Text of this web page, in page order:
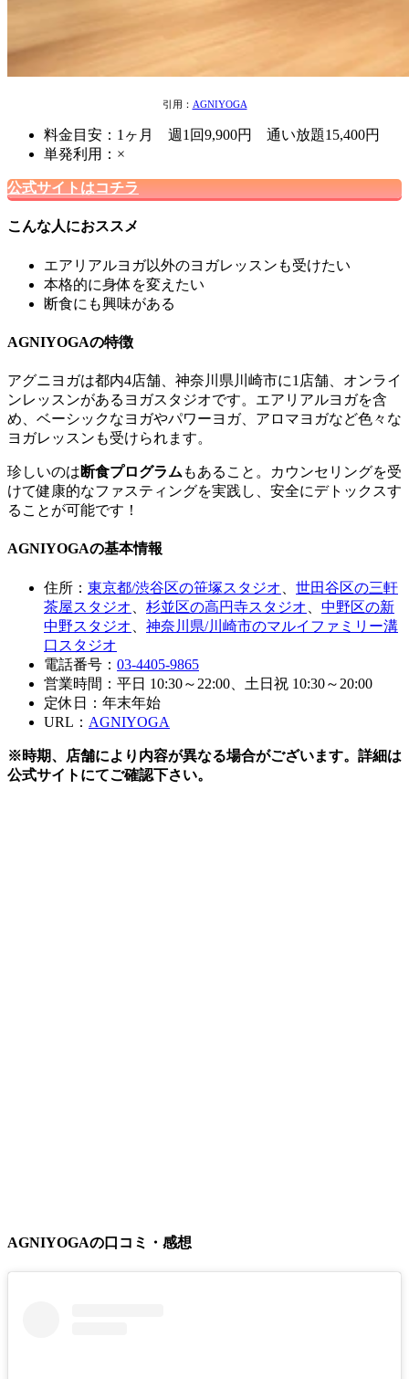
引用： AGNIYOGA
料金目安：1ヶ月 週1回9,900円 通い放題15,400円
単発利用：×
公式サイトはコチラ
こんな人におススメ
エアリアルヨガ以外のヨガレッスンも受けたい
本格的に身体を変えたい
断食にも興味がある
AGNIYOGAの特徴
アグニヨガは都内4店舗、神奈川県川崎市に1店舗、オンライ
ンレッスンがあるヨガスタジオです。エアリアルヨガを含
め、 ベーシックなヨガやパワーヨガ、アロマヨガなど色々な
ヨガレッスンも受けられます。
珍しいのは断食プログラム もある こと。カウンセリングを受
けて健康的なファスティングを実践し、安全にデトックスす
ることが可能です！
AGNIYOGAの基本情報
住所： 東京都/渋谷区の笹塚スタジオ
世田谷区の三軒
茶屋スタジオ
杉並区の高円寺スタジオ
中野区の新
中野スタジオ
神奈川県/川崎市のマルイファミリー溝
口スタジオ
電話番号： 03-4405-9865
営業時間：平日 10:30～22:00、土日祝 10:30～20:00
定休日：年末年始
URL： AGNIYOGA
※時期、店舗により内容が異なる場合がございます。詳細は
公式サイトにてご確認下さい。
AGNIYOGAの口コミ・感想